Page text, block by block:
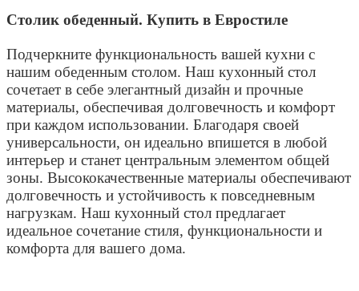
Столик обеденный. Купить в Евростиле
Подчеркните функциональность вашей кухни с
нашим обеденным столом. Наш кухонный стол
сочетает в себе элегантный дизайн и прочные
материалы, обеспечивая долговечность и комфорт
при каждом использовании. Благодаря своей
универсальности, он идеально впишется в любой
интерьер и станет центральным элементом общей
зоны. Высококачественные материалы обеспечивают
долговечность и устойчивость к повседневным
нагрузкам. Наш кухонный стол предлагает
идеальное сочетание стиля, функциональности и
комфорта для вашего дома.